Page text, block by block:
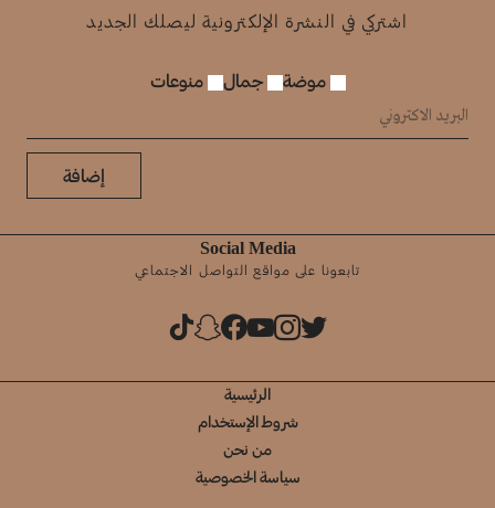
اشتركي في النشرة الإلكترونية ليصلك الجديد
موضة جمال منوعات
إضافة
Social Media
تابعونا على مواقع التواصل الاجتماعي
الرئيسية
شروط الإستخدام
من نحن
سياسة الخصوصية